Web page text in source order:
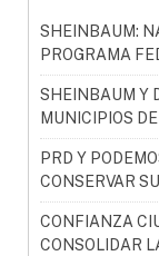
SHEINBAUM:
PROGRAMA
SHEINBAUM Y
MUNICIPIOS
PRD Y
CONSERVAR
CONFIANZA
CONSOLIDAR